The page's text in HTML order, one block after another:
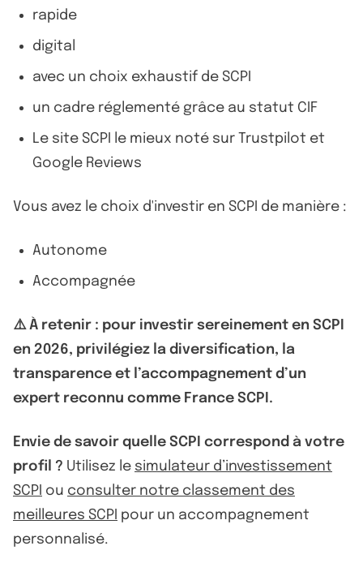
rapide
digital
avec un choix exhaustif de SCPI
un cadre réglementé grâce au statut CIF
Le site SCPI le mieux noté sur Trustpilot et
Google Reviews
Vous avez le choix d'investir en SCPI de manière :
Autonome
Accompagnée
⚠️ À retenir : pour investir sereinement en SCPI
en 2026, privilégiez la diversification, la
transparence et l’accompagnement d’un
expert reconnu comme France SCPI.
Envie de savoir quelle SCPI correspond à votre
profil ? Utilisez le simulateur d’investissement
SCPI ou consulter notre classement des
meilleures SCPI pour un accompagnement
personnalisé.